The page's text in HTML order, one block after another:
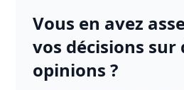
Vous en avez
vos décisions sur
opinions ?